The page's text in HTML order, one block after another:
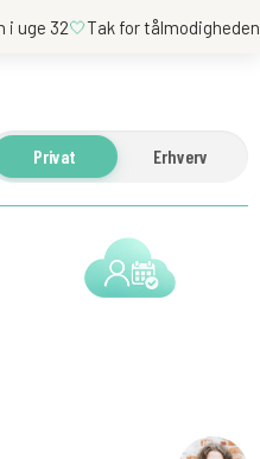
i uge 32🤍Tak for tålmodigheden
Privat Erhverv